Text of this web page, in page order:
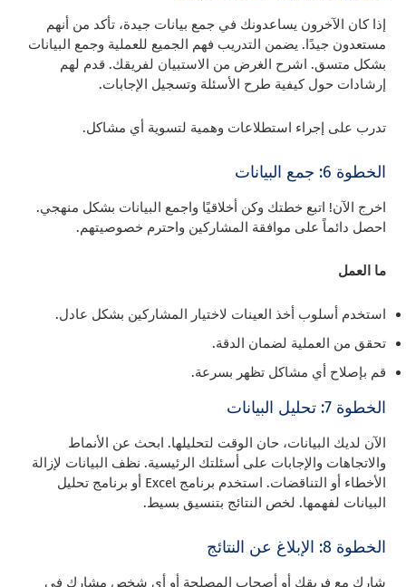
إذا كان الآخرون يساعدونك في جمع بيانات جيدة، تأكد من أنهم
مستعدون جيدًا. يضمن التدريب فهم الجميع للعملية وجمع البيانات
بشكل متسق. اشرح الغرض من الاستبيان لفريقك. قدم لهم
إرشادات حول كيفية طرح الأسئلة وتسجيل الإجابات.
تدرب على إجراء استطلاعات وهمية لتسوية أي مشاكل.
الخطوة 6: جمع البيانات
اخرج الآن! اتبع خطتك وكن أخلاقيًا واجمع البيانات بشكل منهجي.
احصل دائماً على موافقة المشاركين واحترم خصوصيتهم.
ما العمل
استخدم أسلوب أخذ العينات لاختيار المشاركين بشكل عادل.
تحقق من العملية لضمان الدقة.
قم بإصلاح أي مشاكل تظهر بسرعة.
الخطوة 7: تحليل البيانات
الآن لديك البيانات، حان الوقت لتحليلها. ابحث عن الأنماط
والاتجاهات والإجابات على أسئلتك الرئيسية. نظف البيانات لإزالة
الأخطاء أو التناقضات. استخدم برنامج Excel أو برنامج تحليل
البيانات لفهمها. لخص النتائج بتنسيق بسيط.
الخطوة 8: الإبلاغ عن النتائج
شارك مع فريقك أو أصحاب المصلحة أو أي شخص مشارك في